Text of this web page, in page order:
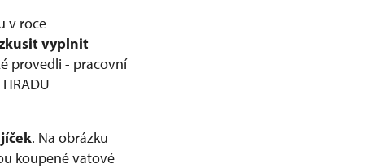
v roce
vyplnit
provedli - pracovní
. Na obrázku
koupené vatové